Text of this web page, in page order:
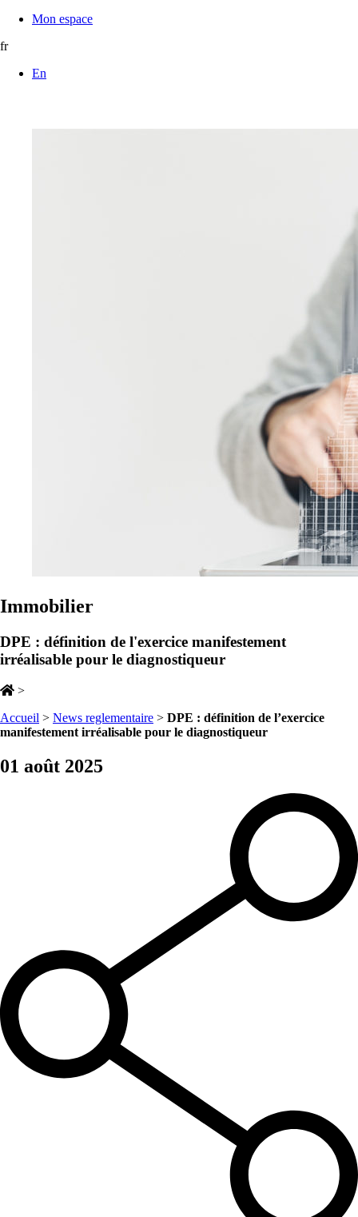
Mon espace
fr
En
Immobilier
DPE : définition de l'exercice manifestement
irréalisable pour le diagnostiqueur
>
Accueil > News reglementaire > DPE : définition de l’exercice
manifestement irréalisable pour le diagnostiqueur
01 août 2025